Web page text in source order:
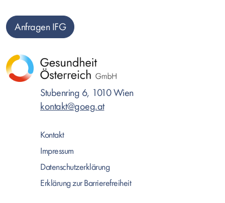
Stubenring 6, 1010 Wien
kontakt@goeg.at
Kontakt
Impressum
Datenschutzerklärung
Erklärung zur Barrierefreiheit
Anfragen IFG